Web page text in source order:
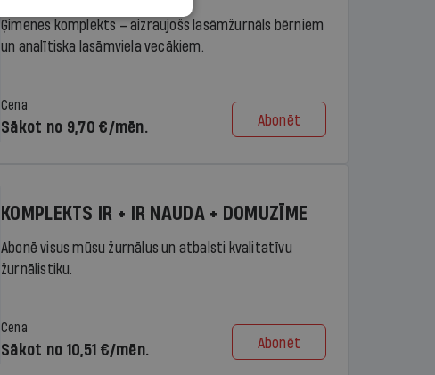
Ģimenes komplekts – aizraujošs lasāmžurnāls bērniem
un analītiska lasāmviela vecākiem.
Cena
Sākot no 9,70 €/mēn. Abonēt
KOMPLEKTS IR + IR NAUDA + DOMUZĪME
Abonē visus mūsu žurnālus un atbalsti kvalitatīvu
žurnālistiku.
Cena
Sākot no 10,51 €/mēn. Abonēt